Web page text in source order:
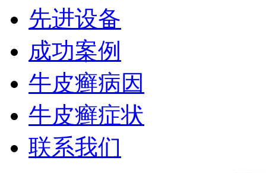
先进设备
成功案例
牛皮癣病因
牛皮癣症状
联系我们